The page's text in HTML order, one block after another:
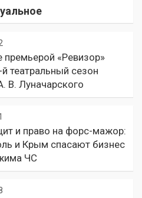
премьерой «Ревизор»
театральный сезон
В. Луначарского
и право на форс-мажор:
и Крым спасают бизнес
ЧС